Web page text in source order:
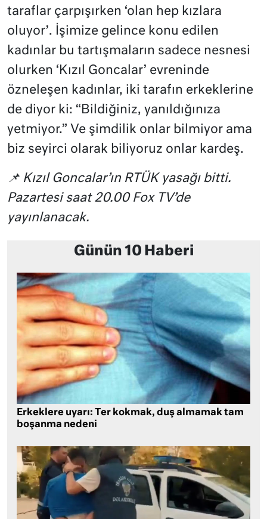
taraflar çarpışırken ‘olan hep kızlara
oluyor’. İşimize gelince konu edilen
kadınlar bu tartışmaların sadece nesnesi
olurken ‘Kızıl Goncalar’ evreninde
özneleşen kadınlar, iki tarafın erkeklerine
de diyor ki: “Bildiğiniz, yanıldığınıza
yetmiyor.” Ve şimdilik onlar bilmiyor ama
biz seyirci olarak biliyoruz onlar kardeş.
📌 Kızıl Goncalar’ın RTÜK yasağı bitti.
Pazartesi saat 20.00 Fox TV’de
yayınlanacak.
Günün 10 Haberi
Erkeklere uyarı: Ter kokmak, duş almamak tam
boşanma nedeni